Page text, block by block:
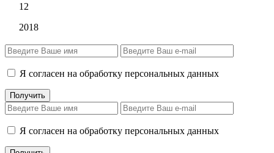
12
2018
Я согласен на обработку персональных данных
Я согласен на обработку персональных данных